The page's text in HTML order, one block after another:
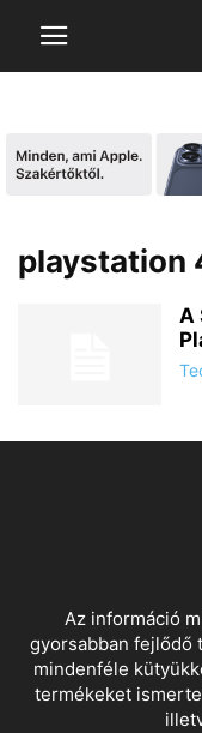
playstation
A
Az információ
gyorsabban fejlődő
mindenféle
termékeket